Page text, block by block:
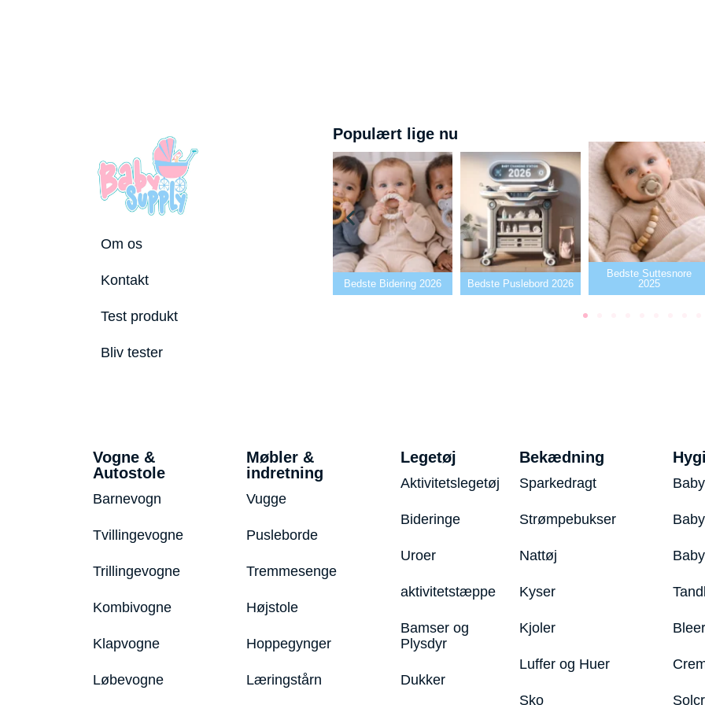
Om os
Kontakt
Test produkt
Bliv tester
Populært lige nu
Bedste puslepude 2026 Bedste Bidering 2026 Bedste Puslebord 2026
Bedste Suttesnore
2025
Bedste
Vogne &
Autostole
Barnevogn
Tvillingevogne
Trillingevogne
Kombivogne
Klapvogne
Løbevogne
Møbler &
indretning
Vugge
Pusleborde
Tremmesenge
Højstole
Hoppegynger
Læringstårn
Legetøj
Aktivitetslegetøj
Bideringe
Uroer
aktivitetstæppe
Bamser og
Plysdyr
Dukker
Bekædning
Sparkedragt
Strømpebukser
Nattøj
Kyser
Kjoler
Luffer og Huer
Sko
Bleer